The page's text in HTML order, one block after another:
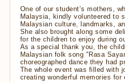
One of our student’s mothers,
Malaysia, kindly volunteered to
Malaysian culture, landmarks,
She also brought along some
for the children to enjoy during
As a special thank you, the
Malaysian folk song "Rasa
choreographed dance they had
The whole event was filled with
creating wonderful memories for